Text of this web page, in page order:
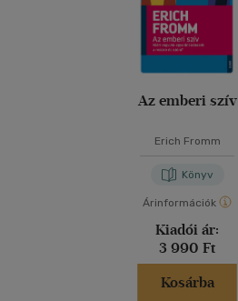
Az emberi szív
Erich Fromm
Könyv
Árinformációk
Kiadói ár:
3 990 Ft
Kosárba